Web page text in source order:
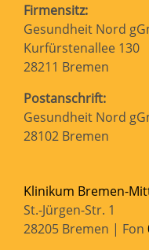
Firmensitz:
Gesundheit Nord
Kurfürstenallee 130
28211 Bremen
Postanschrift:
Gesundheit Nord
28102 Bremen
Klinikum Bremen-
St.-Jürgen-Str. 1
28205 Bremen | Fon